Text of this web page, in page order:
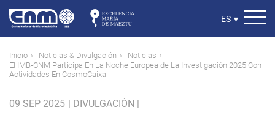
contenido
principal
Select
ES ▾
Ruta
de
Inicio Noticias & Divulgación
Noticias
El IMB-CNM Participa En La Noche Europea de La Investigación 2025 Con
Actividades En CosmoCaixa
09 SEP 2025 | DIVULGACIÓN |